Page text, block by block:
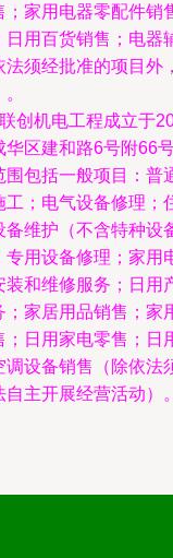
；家用电器零配件销
用百货销售；电器
法须经批准的项目外
创机电工程成立于
区建和路6号附66
围包括一般项目：普
；电气设备修理；
备维护（不含特种设
用设备修理；家用
装和维修服务；日用
家居用品销售；家
日用家电零售；日
设备销售（除依法
主开展经营活动）。